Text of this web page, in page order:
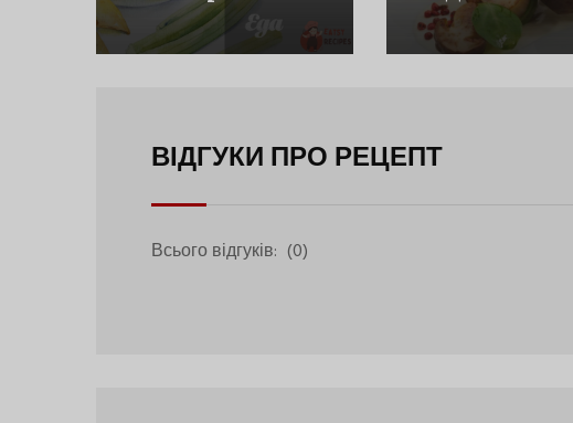
ВІДГУКИ ПРО РЕЦЕПТ
Всього відгуків: (0)